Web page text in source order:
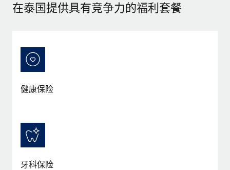
在泰国提供具有竞争力的福利套餐
健康保险
牙科保险